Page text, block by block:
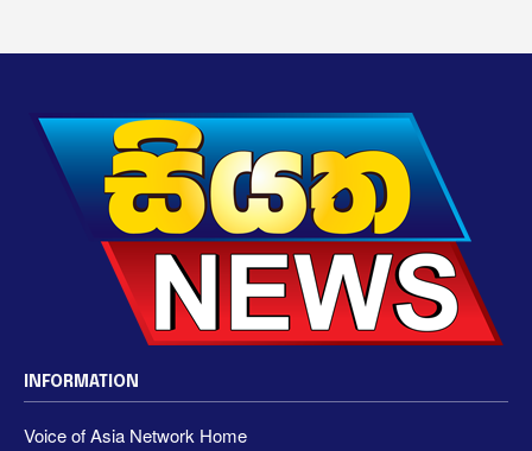
INFORMATION
Voice of Asia Network Home